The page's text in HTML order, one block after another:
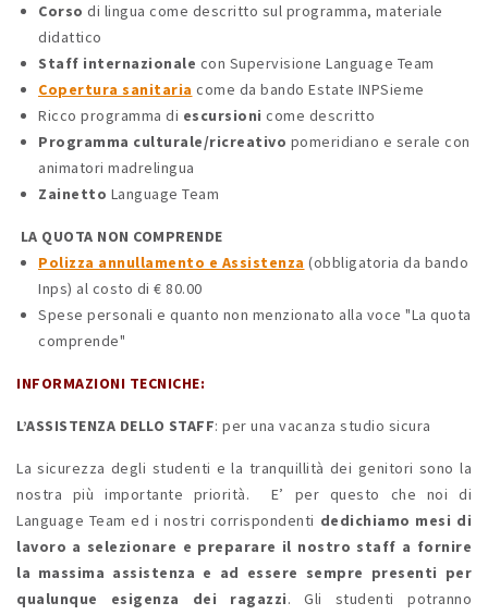
Corso di lingua come descritto sul programma, materiale
didattico
Staff internazionale con Supervisione Language Team
Copertura sanitaria come da bando Estate INPSieme
Ricco programma di escursioni come descritto
Programma culturale/ricreativo pomeridiano e serale con
animatori madrelingua
Zainetto Language Team
LA QUOTA NON COMPRENDE
Polizza annullamento e Assistenza (obbligatoria da bando
Inps) al costo di € 80.00
Spese personali e quanto non menzionato alla voce "La quota
comprende"
INFORMAZIONI TECNICHE:
L’ASSISTENZA DELLO STAFF: per una vacanza studio sicura
La sicurezza degli studenti e la tranquillità dei genitori sono la
nostra più importante priorità. E’ per questo che noi di
Language Team ed i nostri corrispondenti dedichiamo mesi di
lavoro a selezionare e preparare il nostro staff a fornire
la massima assistenza e ad essere sempre presenti per
qualunque esigenza dei ragazzi. Gli studenti potranno